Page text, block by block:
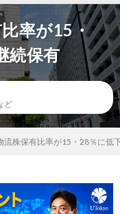
率が15・
続保有
ど
流株保有比率が15・28％に低